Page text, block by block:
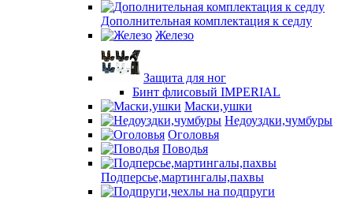
Дополнительная комплектация к седлу
Железо
Защита для ног
Бинт флисовый IMPERIAL
Маски,ушки
Недоуздки,чумбуры
Оголовья
Поводья
Подперсье,мартингалы,пахвы